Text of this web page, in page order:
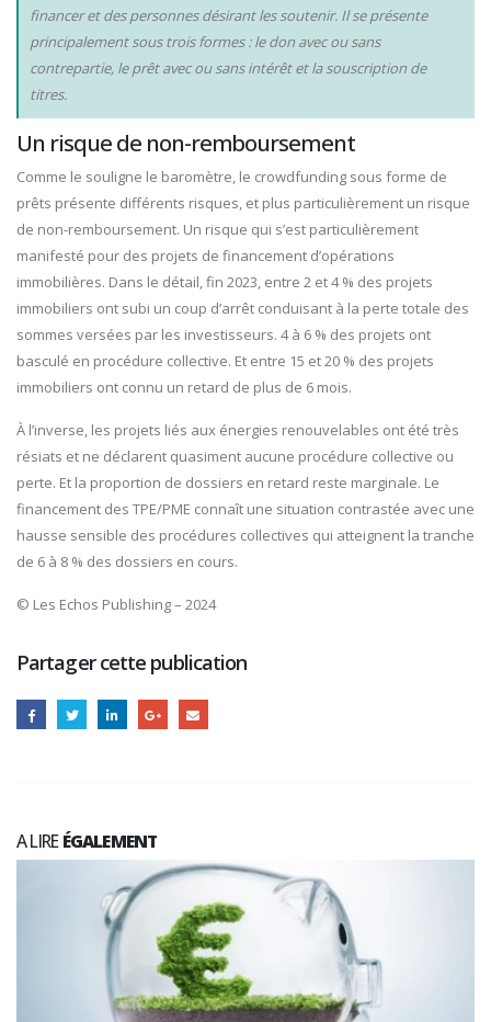
financer et des personnes désirant les soutenir. Il se présente
principalement sous trois formes : le don avec ou sans
contrepartie, le prêt avec ou sans intérêt et la souscription de
titres.
Un risque de non-remboursement
Comme le souligne le baromètre, le crowdfunding sous forme de
prêts présente différents risques, et plus particulièrement un risque
de non-remboursement. Un risque qui s’est particulièrement
manifesté pour des projets de financement d’opérations
immobilières. Dans le détail, fin 2023, entre 2 et 4 % des projets
immobiliers ont subi un coup d’arrêt conduisant à la perte totale des
sommes versées par les investisseurs. 4 à 6 % des projets ont
basculé en procédure collective. Et entre 15 et 20 % des projets
immobiliers ont connu un retard de plus de 6 mois.
À l’inverse, les projets liés aux énergies renouvelables ont été très
résiats et ne déclarent quasiment aucune procédure collective ou
perte. Et la proportion de dossiers en retard reste marginale. Le
financement des TPE/PME connaît une situation contrastée avec une
hausse sensible des procédures collectives qui atteignent la tranche
de 6 à 8 % des dossiers en cours.
© Les Echos Publishing – 2024
Partager cette publication
A LIREÉGALEMENT